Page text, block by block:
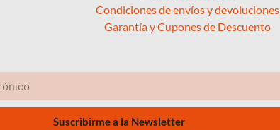
Condiciones de envíos y devoluciones
Garantía y Cupones de Descuento
Suscribirme a la Newsletter